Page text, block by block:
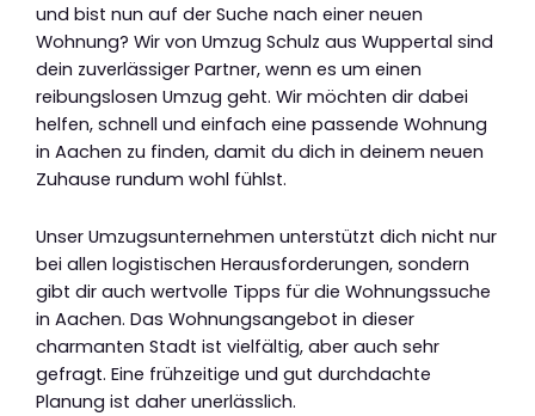
und bist nun auf der Suche nach einer neuen
Wohnung? Wir von Umzug Schulz aus Wuppertal sind
dein zuverlässiger Partner, wenn es um einen
reibungslosen Umzug geht. Wir möchten dir dabei
helfen, schnell und einfach eine passende Wohnung
in Aachen zu finden, damit du dich in deinem neuen
Zuhause rundum wohl fühlst.
Unser Umzugsunternehmen unterstützt dich nicht nur
bei allen logistischen Herausforderungen, sondern
gibt dir auch wertvolle Tipps für die Wohnungssuche
in Aachen. Das Wohnungsangebot in dieser
charmanten Stadt ist vielfältig, aber auch sehr
gefragt. Eine frühzeitige und gut durchdachte
Planung ist daher unerlässlich.